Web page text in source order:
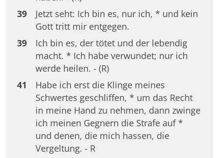
39
Jetzt seht: Ich bin es, nur ich, * und kein
Gott tritt mir entgegen.
39
Ich bin es, der tötet und der lebendig
macht. * Ich habe verwundet; nur ich
werde heilen. - (R)
41
Habe ich erst die Klinge meines
Schwertes geschliffen, * um das Recht
in meine Hand zu nehmen, dann zwinge
ich meinen Gegnern die Strafe auf *
und denen, die mich hassen, die
Vergeltung. - R